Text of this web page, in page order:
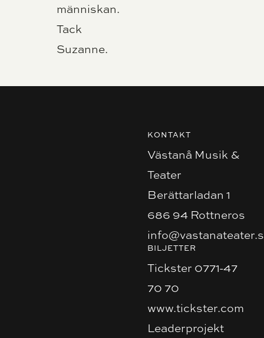
människan.
Tack
Suzanne.
KONTAKT
Västanå Musik &
Teater
Berättarladan 1
686 94 Rottneros
BILJETTER
Tickster 0771-47
70 70
www.tickster.com
Leaderprojekt